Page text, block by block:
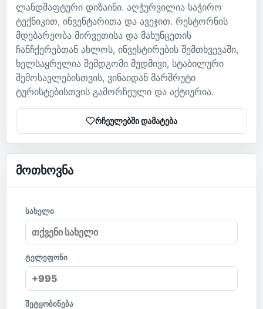
ლანდშაფტური დიზაინი. აღჭურვილია საჭირო
ტექნიკით, ინვენტარითა და ავეჯით. რესტორნის
მდებარეობა მირვეთისა და მახუნცეთის
ჩანჩქერებთან ახლოს, ინვესტირების შემთხვევაში,
ხელსაყრელია შემდგომი მუდმივი, სტაბილური
შემოსავლებისთვის, ვინაიდან მარშრუტი
ტურისტებისთვის გამორჩეული და აქტიურია.
რჩეულებში დამატება
მოთხოვნა
სახელი
ტელეფონი
შეტყობინება